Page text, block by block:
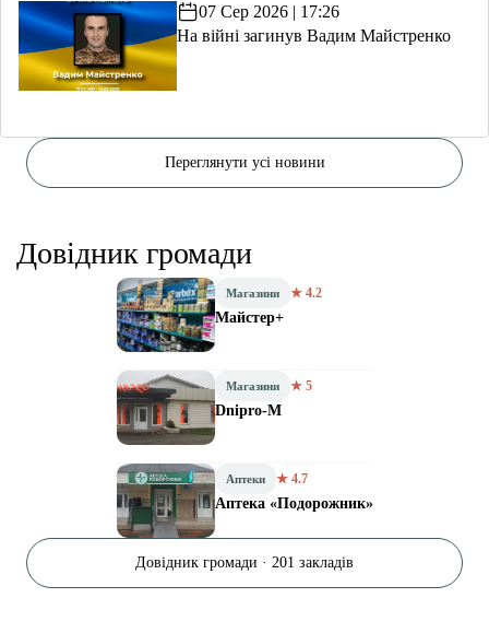
07 Сер 2026 | 17:26
На війні загинув Вадим Майстренко
Переглянути усі новини
Довідник громади
Магазини ★ 4.2
Майстер+
Магазини ★ 5
Dnipro-M
Аптеки ★ 4.7
Аптека «Подорожник»
Довідник громади · 201 закладів